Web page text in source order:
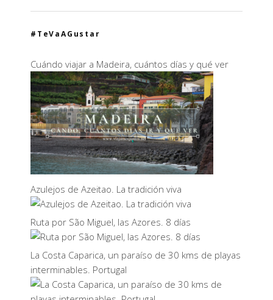
#TeVaAGustar
Cuándo viajar a Madeira, cuántos días y qué ver
Azulejos de Azeitao. La tradición viva
Ruta por São Miguel, las Azores. 8 días
La Costa Caparica, un paraíso de 30 kms de playas
interminables. Portugal